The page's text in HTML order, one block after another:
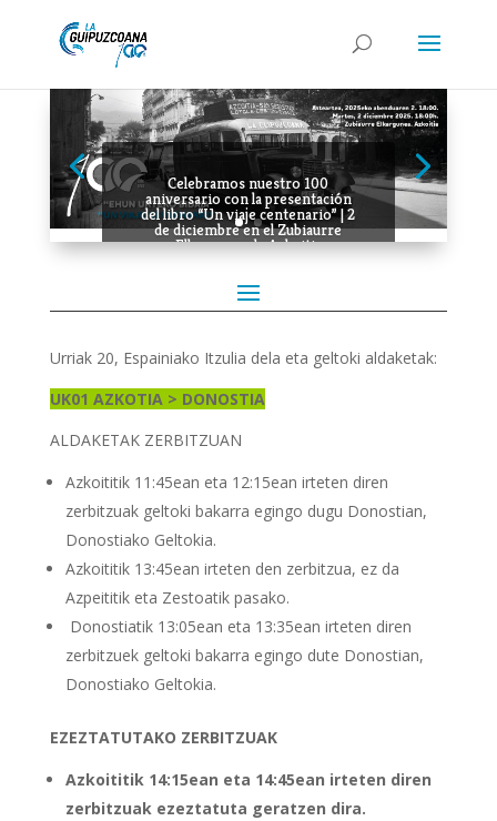
Celebramos nuestro 100
aniversario con la presentación
del libro “Un viaje centenario” | 2
de diciembre en el Zubiaurre
Elkargunea de Azkoitia
Urriak 20, Espainiako Itzulia dela eta geltoki aldaketak:
UK01 AZKOTIA > DONOSTIA
ALDAKETAK ZERBITZUAN
Azkoititik 11:45ean eta 12:15ean irteten diren
zerbitzuak geltoki bakarra egingo dugu Donostian,
Donostiako Geltokia.
Azkoititik 13:45ean irteten den zerbitzua, ez da
Azpeititik eta Zestoatik pasako.
Donostiatik 13:05ean eta 13:35ean irteten diren
zerbitzuek geltoki bakarra egingo dute Donostian,
Donostiako Geltokia.
EZEZTATUTAKO ZERBITZUAK
Azkoititik 14:15ean eta 14:45ean irteten diren
zerbitzuak ezeztatuta geratzen dira.